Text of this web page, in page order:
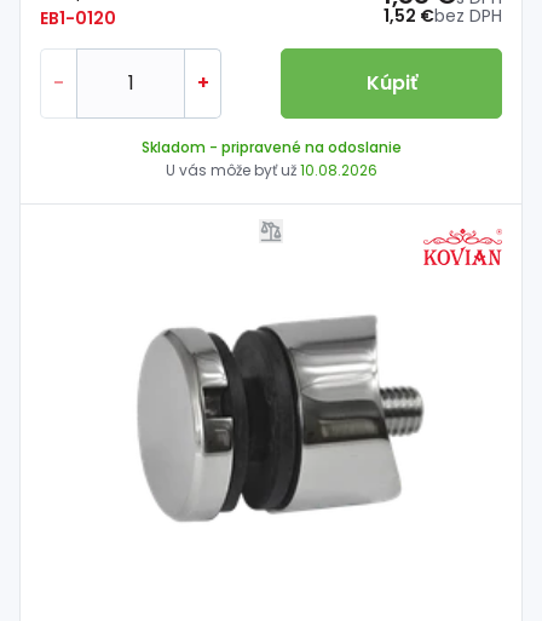
EB1-0120
1,52 €bez DPH
- + Kúpiť
Skladom - pripravené na odoslanie
U vás môže byť už10.08.2026